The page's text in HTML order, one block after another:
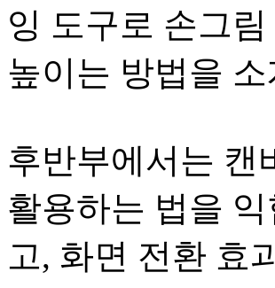
잉 도구로 손그
높이는 방법을
후반부에서는 캔
활용하는 법을
고, 화면 전환 효